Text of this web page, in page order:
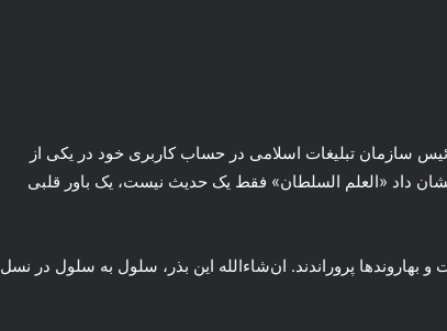
سازمان تبلیغات اسلامی در حساب کاربری خود در یکی از
داد «العلم السلطان» فقط یک حدیث نیست، یک باور قلبی
و بهاروندها پروراندند. ان‌شاءالله این بذر، سلول به سلول در نسل